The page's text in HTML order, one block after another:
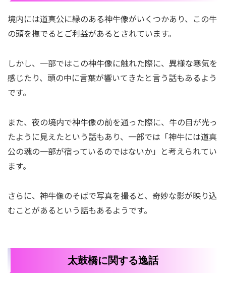
境内には道真公に縁のある神牛像がいくつかあり、この牛
の頭を撫でるとご利益があるとされています。
しかし、一部ではこの神牛像に触れた際に、異様な寒気を
感じたり、頭の中に言葉が響いてきたと言う話もあるよう
です。
また、夜の境内で神牛像の前を通った際に、牛の目が光っ
たように見えたという話もあり、一部では「神牛には道真
公の魂の一部が宿っているのではないか」と考えられてい
ます。
さらに、神牛像のそばで写真を撮ると、奇妙な影が映り込
むことがあるという話もあるようです。
太鼓橋に関する逸話